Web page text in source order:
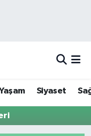
Siyaset